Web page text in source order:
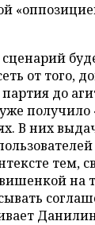
от того,
до
получило
В них
тем,
на